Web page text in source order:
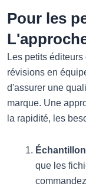
Pour les
Les petits
révisions en
d'assurer une
marque. Une
la rapidité, les
que les